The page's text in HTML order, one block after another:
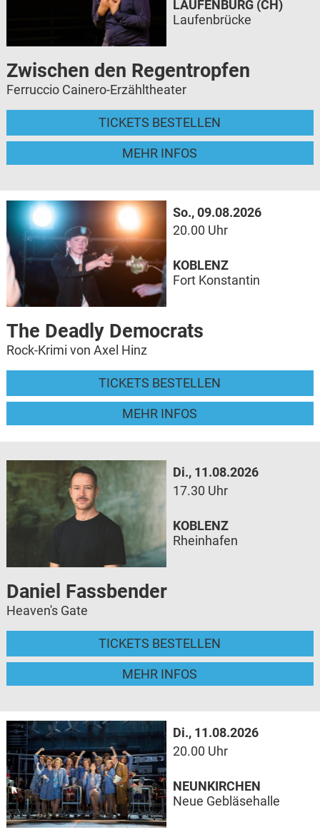
Zwischen den Regentropfen
Ferruccio Cainero-Erzähltheater
TICKETS BESTELLEN
MEHR INFOS
LAUFENBURG (CH)
Laufenbrücke
So., 09.08.2026
20.00 Uhr
The Deadly Democrats
Rock-Krimi von Axel Hinz
TICKETS BESTELLEN
MEHR INFOS
KOBLENZ
Fort Konstantin
Di., 11.08.2026
17.30 Uhr
Daniel Fassbender
Heaven's Gate
TICKETS BESTELLEN
MEHR INFOS
KOBLENZ
Rheinhafen
Di., 11.08.2026
20.00 Uhr
NEUNKIRCHEN
Neue Gebläsehalle